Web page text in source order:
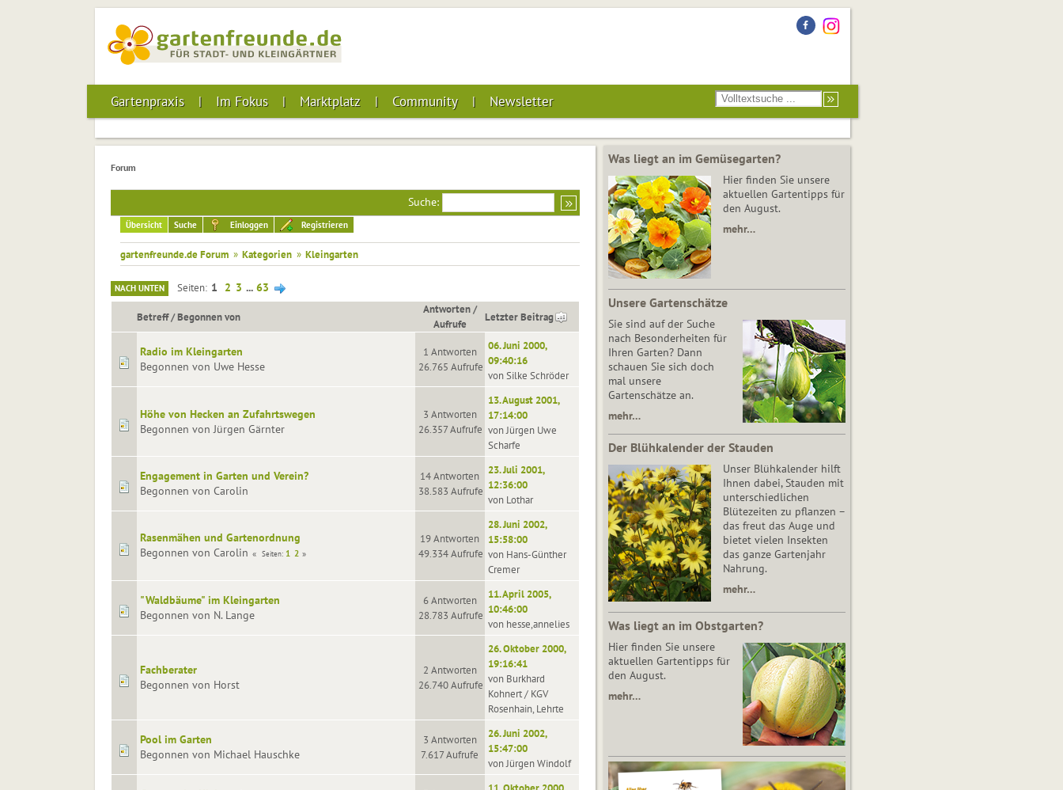
Gartenpraxis Im Fokus Marktplatz Community Newsletter
Forum
Suche:
Übersicht Suche Einloggen Registrieren
gartenfreunde.de Forum » Kategorien » Kleingarten
NACH UNTEN Seiten 1 2 3 ... 63
Betreff/Begonnen von
Antworten/
Aufrufe
Letzter Beitrag
Radio im Kleingarten
Begonnen von Uwe Hesse
1 Antworten
26.765 Aufrufe
06. Juni 2000,
09:40:16
von Silke Schröder
Höhe von Hecken an Zufahrtswegen
Begonnen von Jürgen Gärnter
3 Antworten
26.357 Aufrufe
13. August 2001,
17:14:00
von Jürgen Uwe
Scharfe
Engagement in Garten und Verein?
Begonnen von Carolin
14 Antworten
38.583 Aufrufe
23. Juli 2001,
12:36:00
von Lothar
Rasenmähen und Gartenordnung
Begonnen von Carolin
Seiten 1 2
19 Antworten
49.334 Aufrufe
28. Juni 2002,
15:58:00
von Hans-Günther
Cremer
"Waldbäume" im Kleingarten
Begonnen von N. Lange
6 Antworten
28.783 Aufrufe
11. April 2005,
10:46:00
von hesse,annelies
Fachberater
Begonnen von Horst
2 Antworten
26.740 Aufrufe
26. Oktober 2000,
19:16:41
von Burkhard
Kohnert / KGV
Rosenhain, Lehrte
Pool im Garten
Begonnen von Michael Hauschke
3 Antworten
7.617 Aufrufe
26. Juni 2002,
15:47:00
von Jürgen Windolf
Was liegt an im Gemüsegarten?
Hier finden Sie unsere
aktuellen Gartentipps für
den August.
mehr…
Unsere Gartenschätze
Sie sind auf der Suche
nach Besonderheiten für
Ihren Garten? Dann
schauen Sie sich doch
mal unsere
Gartenschätze an.
mehr…
Der Blühkalender der Stauden
Unser Blühkalender hilft
Ihnen dabei, Stauden mit
unterschiedlichen
Blütezeiten zu pflanzen –
das freut das Auge und
bietet vielen Insekten
das ganze Gartenjahr
Nahrung.
mehr…
Was liegt an im Obstgarten?
Hier finden Sie unsere
aktuellen Gartentipps für
den August.
mehr…